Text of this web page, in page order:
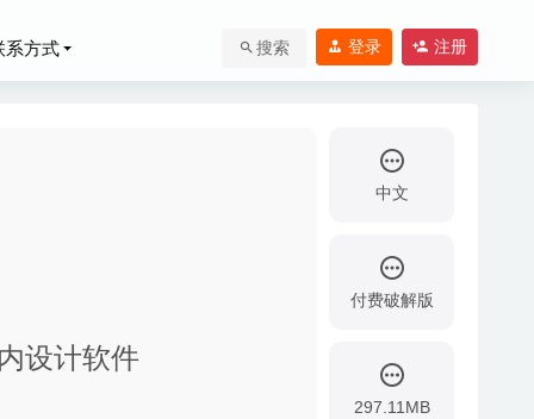
方式 搜索 登录 注册
设计软件
中文
付费破解版
297.11MB